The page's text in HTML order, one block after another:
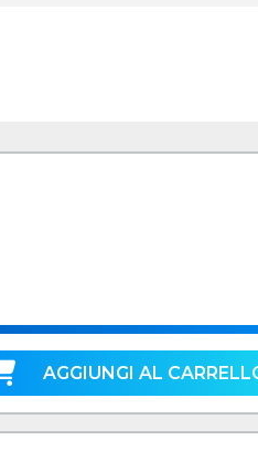
AGGIUNGI AL